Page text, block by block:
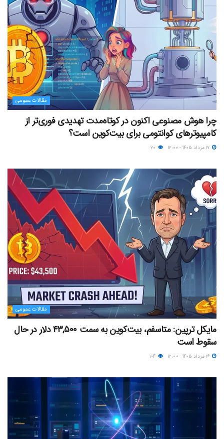
مقالات عمومی
چرا هوش مصنوعی اکنون در کوتاه‌مدت تهدیدی فوری‌تر از
کامپیوترهای کوانتومی برای بیت‌کوین است؟
مقالات عمومی
مایکل ترپین: متاسفم، بیت‌کوین به سمت ۴۳,۵۰۰ دلار در حال
سقوط است